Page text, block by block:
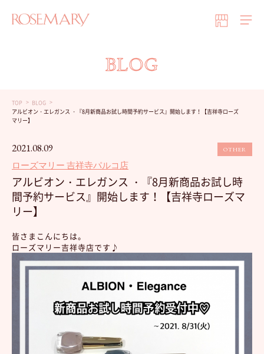
BLOG
TOP
BLOG
アルビオン・エレガンス ・『8月新商品お試し時間予約サービス』開始します！【吉祥寺ローズ
マリー】
2021.08.09
ローズマリー 吉祥寺パルコ店
OTHER
アルビオン・エレガンス ・『8月新商品お試し時
間予約サービス』開始します！【吉祥寺ローズマ
リー】
皆さまこんにちは。
ローズマリー吉祥寺店です♪